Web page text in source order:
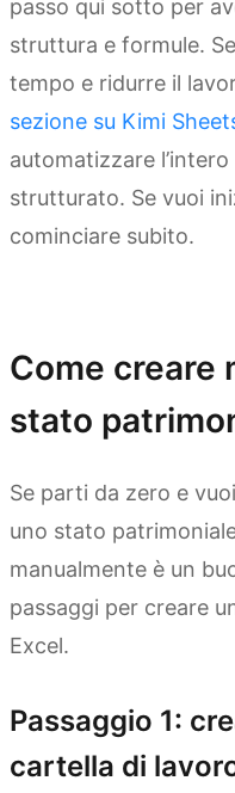
passo qui sotto per
struttura e formule.
tempo e ridurre il
sezione su Kimi
automatizzare
strutturato. Se vuoi
cominciare subito.
Come creare
stato
Se parti da zero e
uno stato
manualmente è un
passaggi per creare
Excel.
Passaggio 1:
cartella di